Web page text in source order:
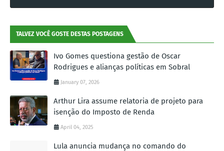
TALVEZ VOCÊ GOSTE DESTAS POSTAGENS
Ivo Gomes questiona gestão de Oscar
Rodrigues e alianças políticas em Sobral
January 07, 2026
Arthur Lira assume relatoria de projeto para
isenção do Imposto de Renda
April 04, 2025
Lula anuncia mudança no comando do